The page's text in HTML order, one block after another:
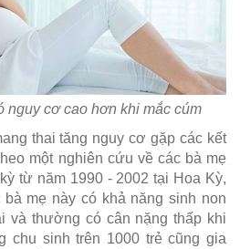
nguy cơ cao hơn khi mắc cúm
thai tăng nguy cơ gặp các kết
một nghiên cứu về các bà mẹ
từ năm 1990 - 2002 tại Hoa Kỳ,
mẹ này có khả năng sinh non
và thường có cân nặng thấp khi
chu sinh trên 1000 trẻ cũng gia